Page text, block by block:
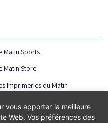
Matin Sports
Matin Store
Imprimeries du Matin
vous apporter la meilleure
Web. Vos préférences des